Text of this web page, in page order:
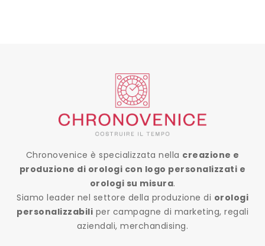
Chronovenice è specializzata nella creazione e
produzione di orologi con logo personalizzati e
orologi su misura.
Siamo leader nel settore della produzione di orologi
personalizzabili per campagne di marketing, regali
aziendali, merchandising.